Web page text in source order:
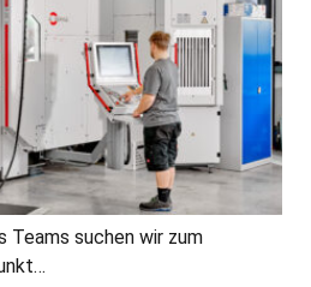
Teams suchen wir zum